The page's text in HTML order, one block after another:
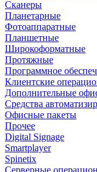
Сканеры
Планетарные
Фотоаппаратные
Планшетные
Широкоформатные
Протяжные
Программное
Клиентские
Дополнительные
Средства
Офисные пакеты
Прочее
Digital Signage
Smartplayer
Spinetix
Серверные